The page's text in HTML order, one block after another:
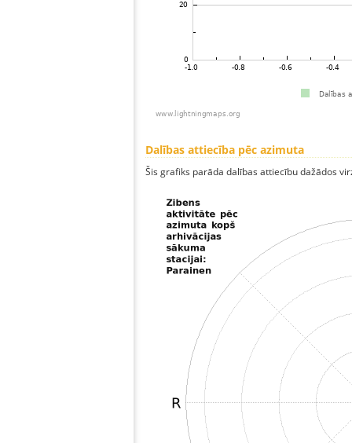
Dalības attiecība pēc azimuta
Šis grafiks parāda dalības attiecību dažādos